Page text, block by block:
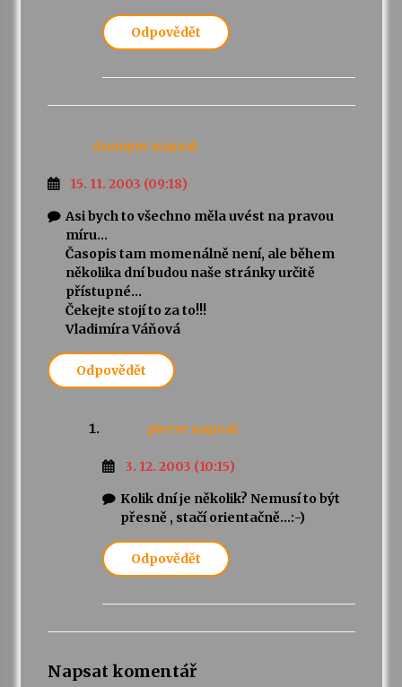
Odpovědět
Anonym napsal:
15. 11. 2003 (09:18)
Asi bych to všechno měla uvést na pravou
míru…
Časopis tam momenálně není, ale během
několika dní budou naše stránky určitě
přístupné…
Čekejte stojí to za to!!!
Vladimíra Váňová
Odpovědět
pierre napsal:
3. 12. 2003 (10:15)
Kolik dní je několik? Nemusí to být
přesně , stačí orientačně…:-)
Odpovědět
Napsat komentář